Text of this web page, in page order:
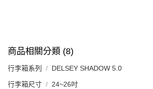
商品相關分類 (8)
行李箱系列 DELSEY SHADOW 5.0
行李箱尺寸 24~26吋